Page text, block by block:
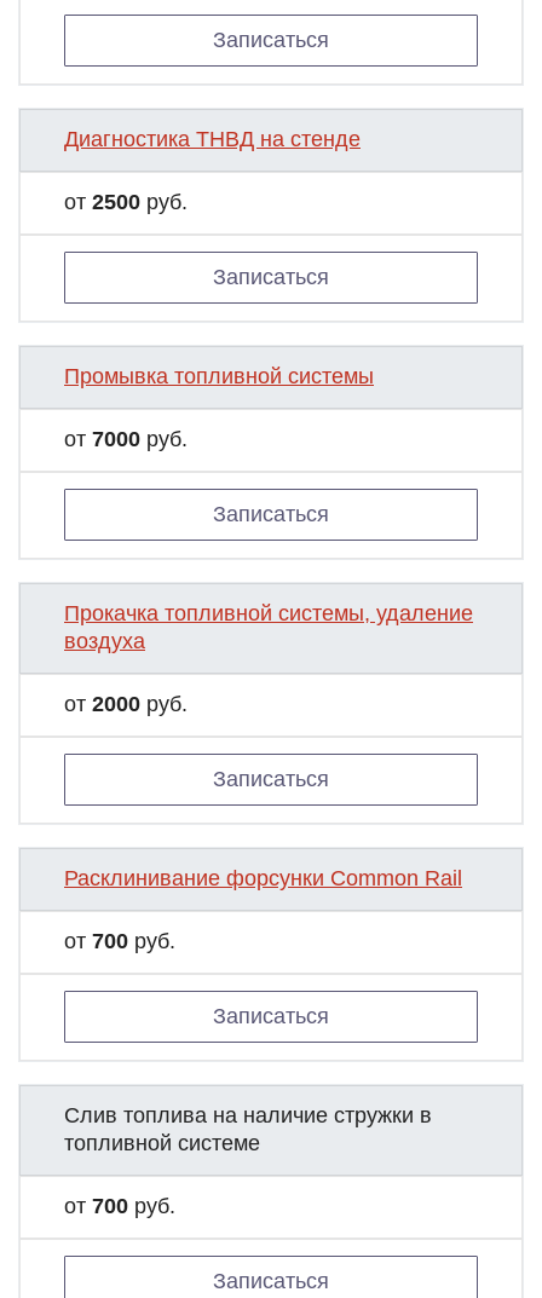
Записаться
Диагностика ТНВД на стенде
от 2500 руб.
Записаться
Промывка топливной системы
от 7000 руб.
Записаться
Прокачка топливной системы, удаление
воздуха
от 2000 руб.
Записаться
Расклинивание форсунки Common Rail
от 700 руб.
Записаться
Слив топлива на наличие стружки в
топливной системе
от 700 руб.
Записаться